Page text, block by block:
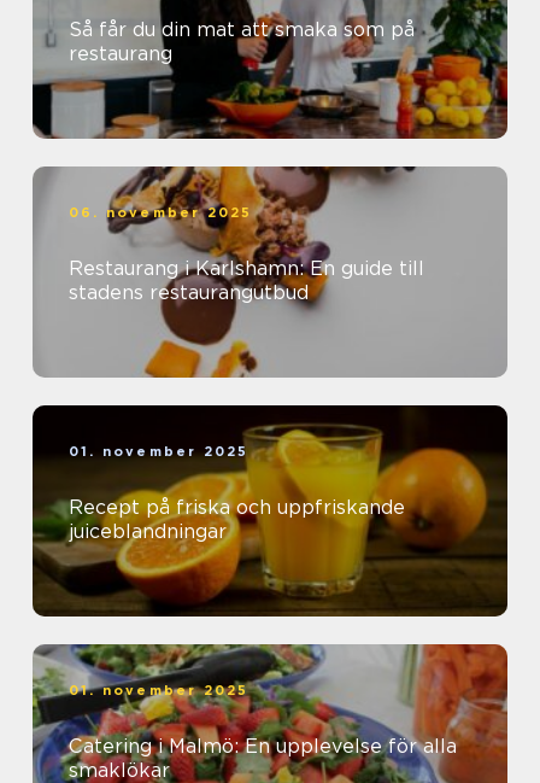
Så får du din mat att smaka som på
restaurang
06. november 2025
Restaurang i Karlshamn: En guide till
stadens restaurangutbud
01. november 2025
Recept på friska och uppfriskande
juiceblandningar
01. november 2025
Catering i Malmö: En upplevelse för alla
smaklökar